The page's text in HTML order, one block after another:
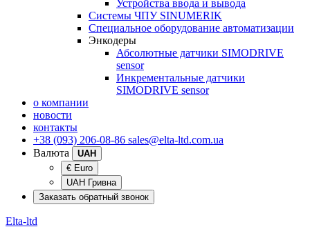
Устройства ввода и вывода
Системы ЧПУ SINUMERIK
Специальное оборудование автоматизации
Энкодеры
Абсолютные датчики SIMODRIVE
sensor
Инкрементальные датчики
SIMODRIVE sensor
о компании
новости
контакты
+38 (093) 206-08-86 sales@elta-ltd.com.ua
Валюта
UAH
€ Euro
UAH Гривна
Заказать обратный звонок
Elta-ltd